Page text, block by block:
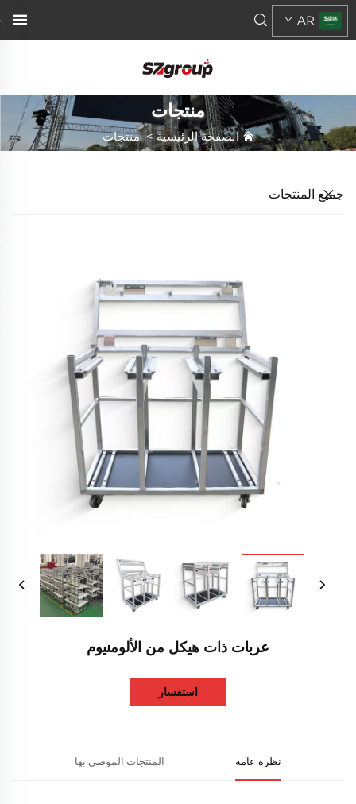
AR
منتجات
الصفحة الرئيسية>منتجات
جميع المنتجات
عربات ذات هيكل من الألومنيوم
استفسار
نظرة عامة المنتجات الموصى بها